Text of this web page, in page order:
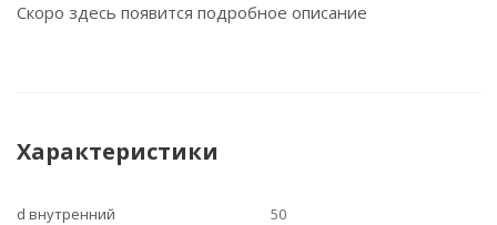
Скоро здесь появится подробное описание
Характеристики
d внутренний
50